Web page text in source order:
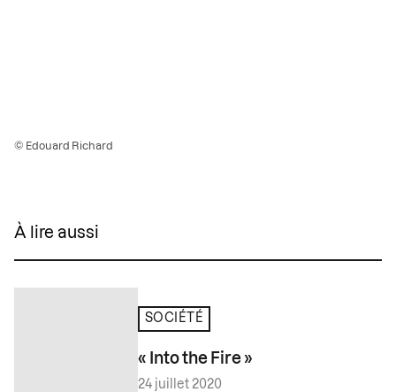
© Edouard Richard
À lire aussi
SOCIÉTÉ
« Into the Fire »
24 juillet 2020